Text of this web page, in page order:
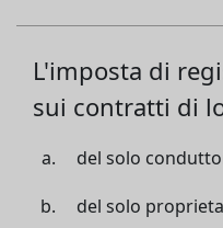
L'imposta di
sui contratti di
del solo
del solo